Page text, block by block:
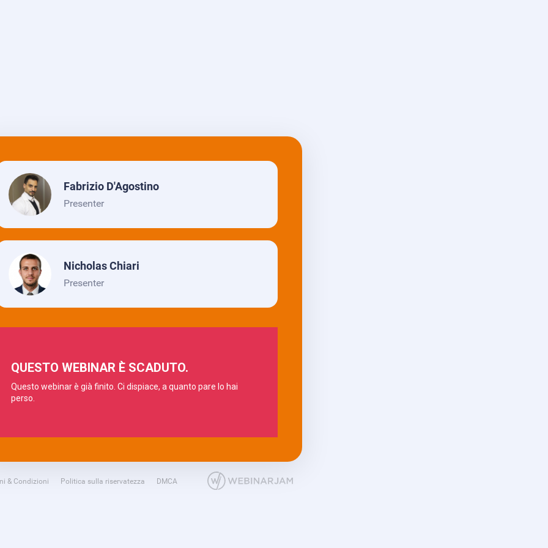
Fabrizio D'Agostino
Presenter
Nicholas Chiari
Presenter
& Condizioni Politica sulla riservatezza DMCA